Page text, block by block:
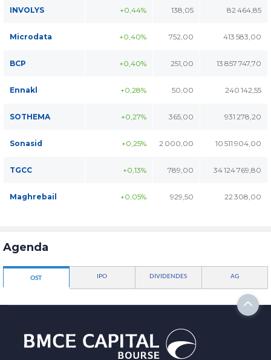
INVOLYS +0,44% 138,05 82 464,85
Microdata +0,40% 752,00 413 583,00
BCP +0,40% 251,00 13 857 747,70
Ennakl +0,28% 50,00 240 142,55
SOTHEMA +0,27% 365,00 931 278,20
Sonasid +0,25% 2 000,00 10 511 904,00
TGCC +0,13% 789,00 34 124 769,80
Maghrebail +0,05% 929,50 22 308,00
Agenda
OST IPO DIVIDENDES AG